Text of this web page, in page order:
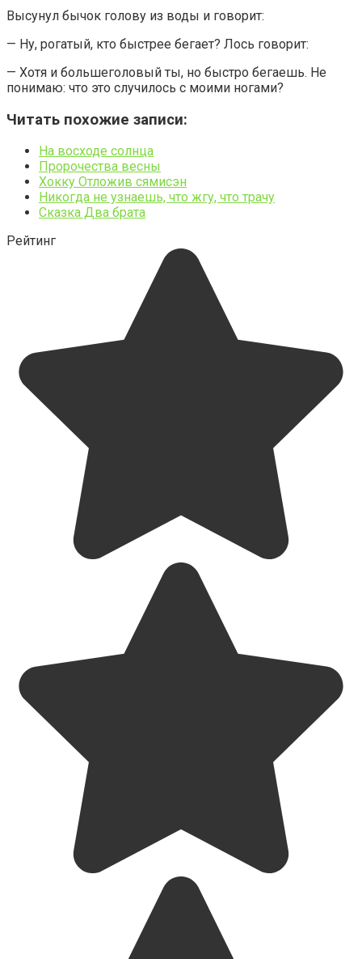
Высунул бычок голову из воды и говорит:
— Ну, рогатый, кто быстрее бегает? Лось говорит:
— Хотя и большеголовый ты, но быстро бегаешь. Не
понимаю: что это случилось с моими ногами?
Читать похожие записи:
На восходе солнца
Пророчества весны
Хокку Отложив сямисэн
Никогда не узнаешь, что жгу, что трачу
Сказка Два брата
Рейтинг